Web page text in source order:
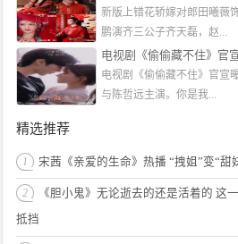
玉湖
新版上错花轿嫁对郎田曦薇
鹏演齐三公子齐天磊，赵...
电视剧《偷偷藏不住》官
远主演
电视剧《偷偷藏不住》官宣
与陈哲远主演。你是我...
精选推荐
1 宋茜《亲爱的生命》热播 “拽姐”变“甜
2 《胆小鬼》无论逝去的还是活着的 这
抵挡